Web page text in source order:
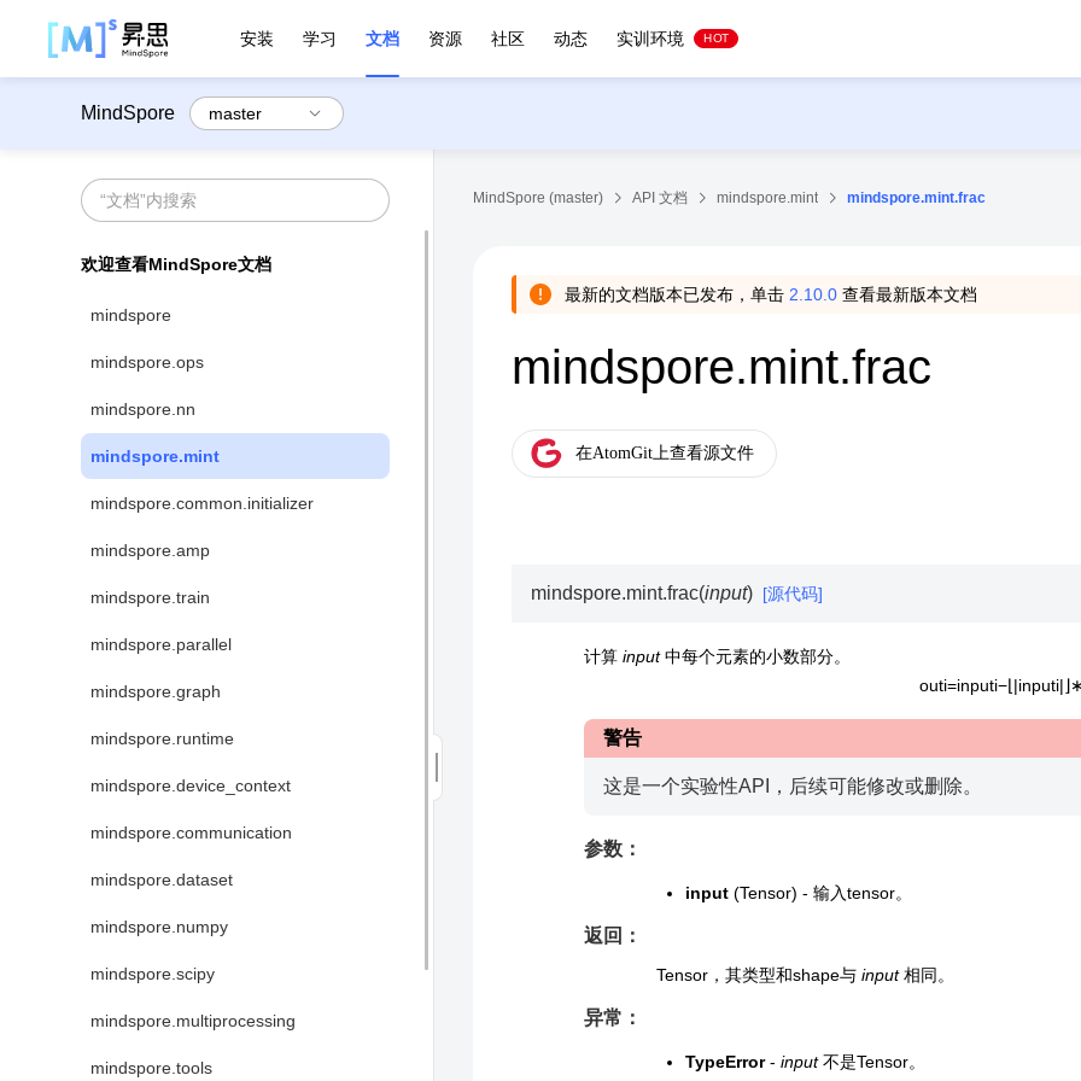
安装 学习 文档 资源 社区 动态 实训环境 HOT
MindSpore
欢迎查看MindSpore文档
mindspore
mindspore.ops
mindspore.nn
mindspore.mint
mindspore.common.initializer
mindspore.amp
mindspore.train
mindspore.parallel
mindspore.graph
mindspore.runtime
mindspore.device_context
mindspore.communication
mindspore.dataset
mindspore.numpy
mindspore.scipy
mindspore.multiprocessing
mindspore.tools
MindSpore (master) API 文档 mindspore.mint mindspore.mint.frac
最新的文档版本已发布，单击 2.10.0 查看最新版本文档
mindspore.mint.frac
mindspore.mint.frac(input) [源代码]
计算 input中每个元素的小数部分。
outi=inputi−⌊|inputi| ⌋
警告
这是一个实验性API，后续可能修改或删除。
参数：
input (Tensor) - 输入tensor。
返回：
Tensor，其类型和shape与 input相同。
异常：
TypeError- input不是Tensor。